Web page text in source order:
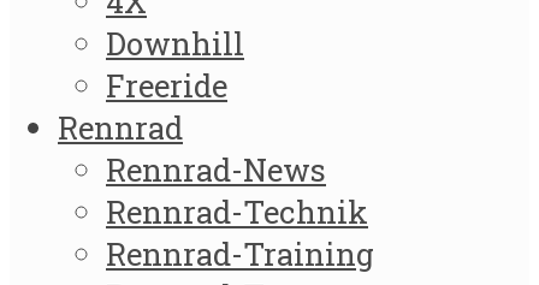
Downhill
Freeride
Rennrad
Rennrad-News
Rennrad-Technik
Rennrad-Training